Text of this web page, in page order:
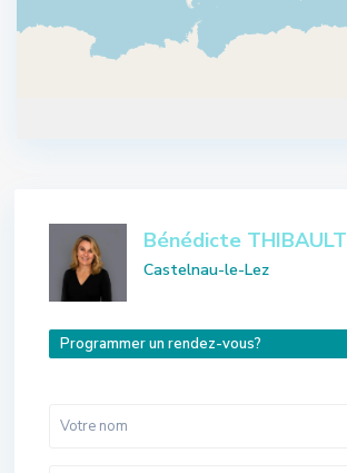
Bénédicte THIBAULT
Castelnau-le-Lez
Programmer un rendez-vous?